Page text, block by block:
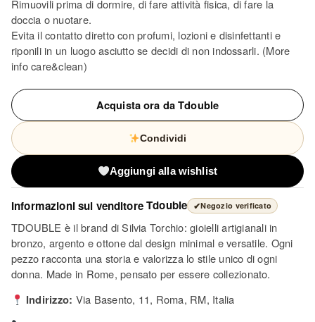
Rimuovili prima di dormire, di fare attività fisica, di fare la
doccia o nuotare.
Evita il contatto diretto con profumi, lozioni e disinfettanti e
riponili in un luogo asciutto se decidi di non indossarli. (More
info care&clean)
Acquista ora da Tdouble
Condividi
Aggiungi alla wishlist
Informazioni sul venditoreTdouble ✔Negozio verificato
TDOUBLE è il brand di Silvia Torchio: gioielli artigianali in
bronzo, argento e ottone dal design minimal e versatile. Ogni
pezzo racconta una storia e valorizza lo stile unico di ogni
donna. Made in Rome, pensato per essere collezionato.
Indirizzo: Via Basento, 11, Roma, RM, Italia